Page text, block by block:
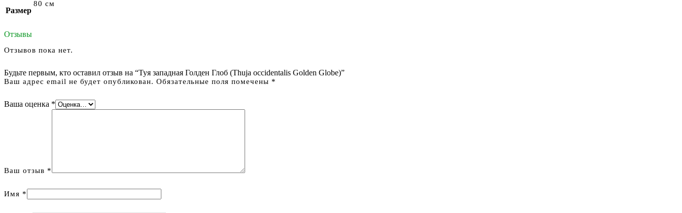
Размер
80 см
Отзывы
Отзывов пока нет.
Будьте первым, кто оставил отзыв на “Туя западная Голден Глоб (Thuja occidentalis Golden Globe)”
Ваш адрес email не будет опубликован. Обязательные поля помечены *
Ваша оценка *
Ваш отзыв *
Имя *